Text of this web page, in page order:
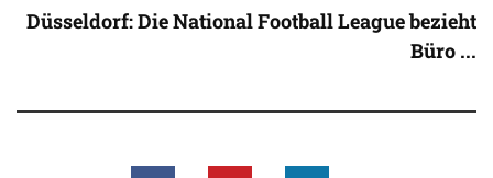
Düsseldorf: Die National Football League bezieht
Büro ...